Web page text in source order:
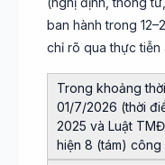
ban hành trong
chỉ rõ qua thực tiễn
Trong khoảng
01/7/2026 (thời
2025 và Luật
hiện 8 (tám) công